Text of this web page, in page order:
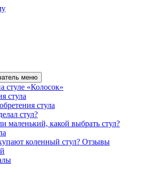
меню
стуле «Колосок»
стула
стула
стул?
маленький, какой выбрать стул?
коленный стул? Отзывы